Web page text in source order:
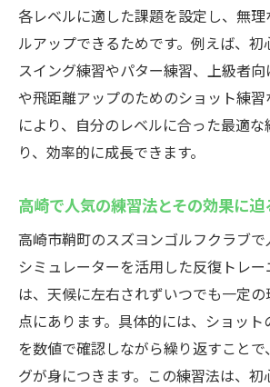
各レベルに適した課題を設定し、無
ルアップできるためです。例えば、
スイング練習やパター練習、上級者
や飛距離アップのためのショット練
により、自分のレベルに合った最適
り、効率的に成長できます。
高崎で人気の練習法とその効果に迫
高崎市鞘町のスズヨンゴルフクラブで
シミュレーターを活用した反復トレ
は、天候に左右されずいつでも一定
点にあります。具体的には、ショッ
を数値で確認しながら繰り返すこと
グが身につきます。この練習法は、